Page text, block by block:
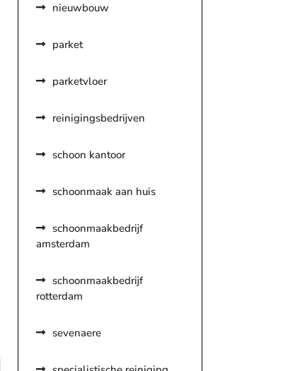
nieuwbouw
parket
parketvloer
reinigingsbedrijven
schoon kantoor
schoonmaak aan huis
schoonmaakbedrijf
amsterdam
schoonmaakbedrijf
rotterdam
sevenaere